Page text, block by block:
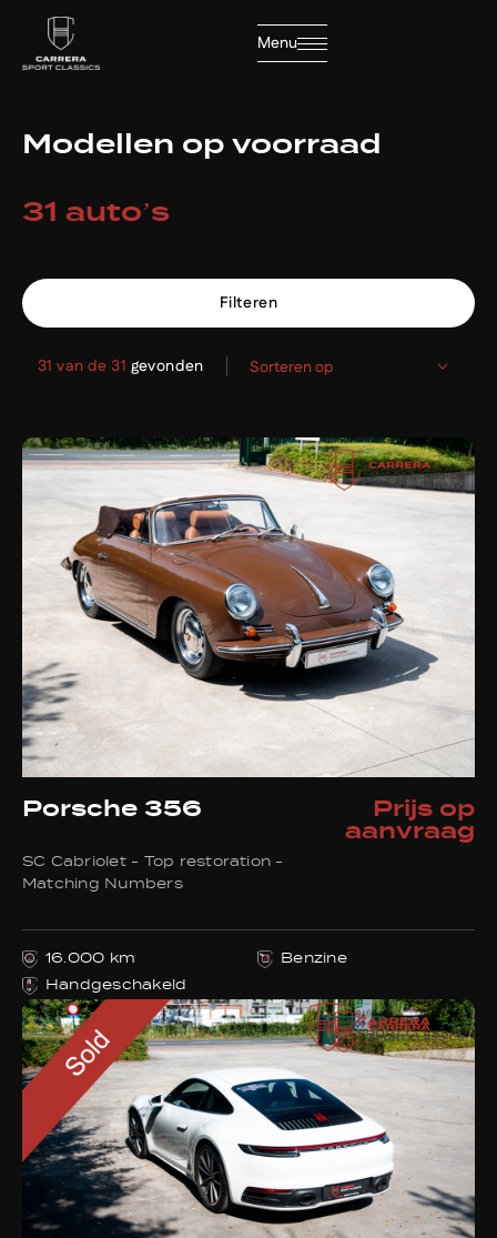
Menu
Sluiten
Over ons
Evenementen
Verkocht
Aanvraagformulier
Contact
Bel ons
E-mail ons
info@carrera-sport-classics.be
Adres
Sluizenstraat 45
2900 Schoten België
Openingstijden
Modellen op voorraad
31 auto’s
Filteren
Filters
Model
Brandstof
Benzine 31
31 van de 31 gevonden Sorteren op
Porsche 356
Prijs op
aanvraag
SC Cabriolet - Top restoration -
Matching Numbers
16.000 km
Benzine
Handgeschakeld